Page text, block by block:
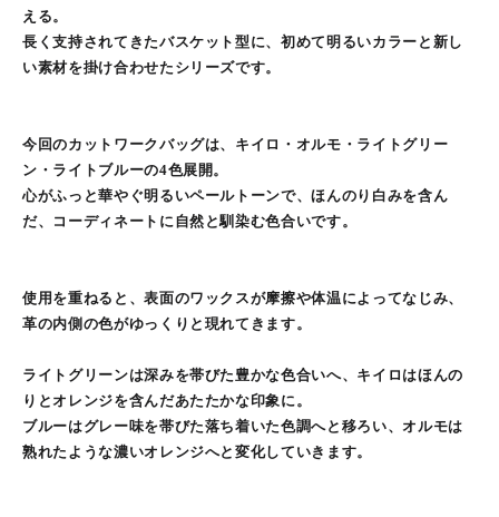
える。
長く支持されてきたバスケット型に、初めて明るいカラーと新し
い素材を掛け合わせたシリーズです。
今回のカットワークバッグは、キイロ・オルモ・ライトグリー
ン・ライトブルーの4色展開。
心がふっと華やぐ明るいペールトーンで、ほんのり白みを含ん
だ、コーディネートに自然と馴染む色合いです。
使用を重ねると、表面のワックスが摩擦や体温によってなじみ、
革の内側の色がゆっくりと現れてきます。
ライトグリーンは深みを帯びた豊かな色合いへ、キイロはほんの
りとオレンジを含んだあたたかな印象に。
ブルーはグレー味を帯びた落ち着いた色調へと移ろい、オルモは
熟れたような濃いオレンジへと変化していきます。